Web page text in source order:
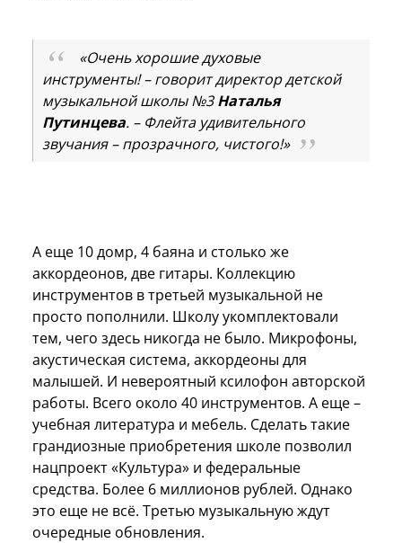
«Очень хорошие духовые
инструменты! – говорит директор детской
музыкальной школы №3Наталья
Путинцева. – Флейта удивительного
звучания – прозрачного, чистого!»
А еще 10 домр, 4 баяна и столько же
аккордеонов, две гитары. Коллекцию
инструментов в третьей музыкальной не
просто пополнили. Школу укомплектовали
тем, чего здесь никогда не было. Микрофоны,
акустическая система, аккордеоны для
малышей. И невероятный ксилофон авторской
работы. Всего около 40 инструментов. А еще –
учебная литература и мебель. Сделать такие
грандиозные приобретения школе позволил
нацпроект «Культура» и федеральные
средства. Более 6 миллионов рублей. Однако
это еще не всё. Третью музыкальную ждут
очередные обновления.